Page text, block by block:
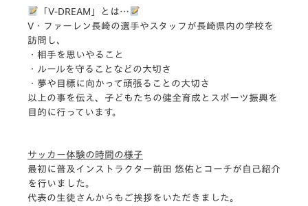
「V-DREAM」とは…
V・ファーレン長崎の選手やスタッフが長崎県内の学校を
訪問し、
・相手を思いやること
・ルールを守ることなどの大切さ
・夢や目標に向かって頑張ることの大切さ
以上の事を伝え、子どもたちの健全育成とスポーツ振興を
目的に行っています。
サッカー体験の時間の様子
最初に普及インストラクター前田 悠佑とコーチが自己紹介
を行いました。
代表の生徒さんからもご挨拶をいただきました。